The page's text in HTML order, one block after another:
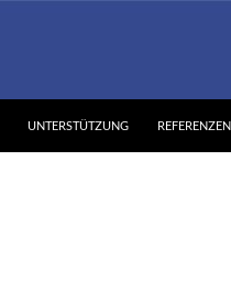
UNTERSTÜTZUNG